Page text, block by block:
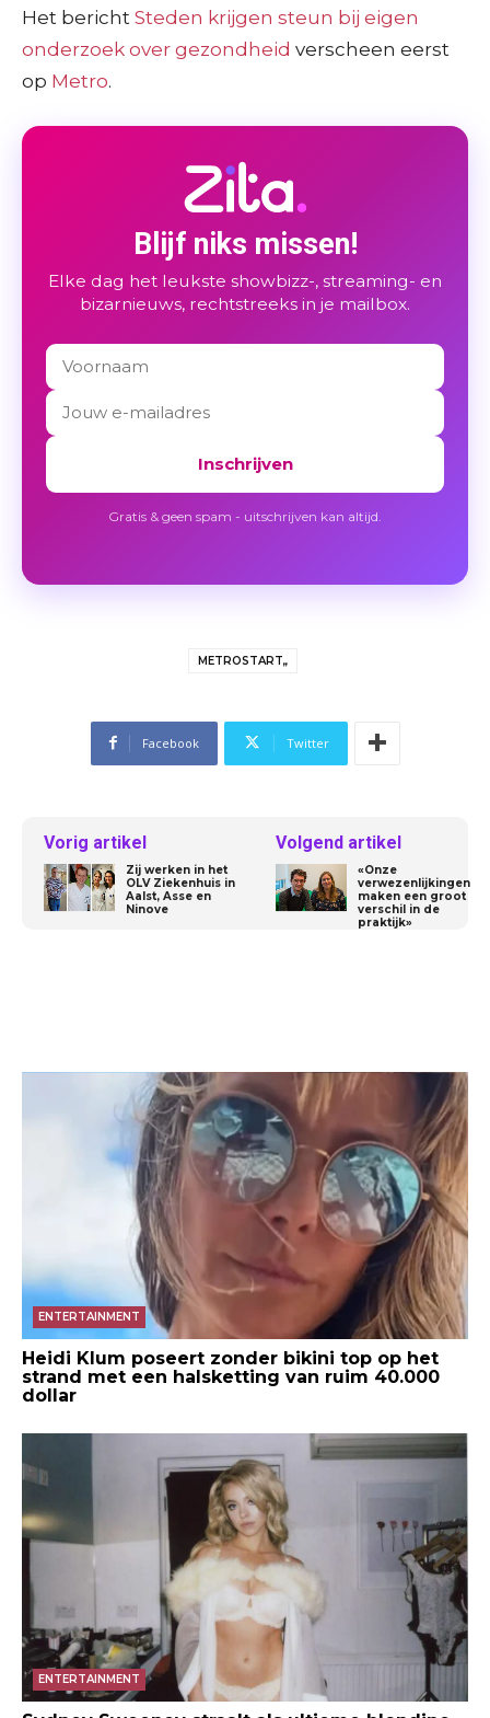
Het bericht Steden krijgen steun bij eigen
onderzoek over gezondheid verscheen eerst
op Metro.
Blijf niks missen!
Elke dag het leukste showbizz-, streaming- en
bizarnieuws, rechtstreeks in je mailbox.
Inschrijven
Gratis & geen spam - uitschrijven kan altijd.
METROSTART,,
Facebook Twitter
Vorig artikel
Zij werken in het
OLV Ziekenhuis in
Aalst, Asse en
Ninove
Volgend artikel
«Onze
verwezenlijkingen
maken een groot
verschil in de
praktijk»
ENTERTAINMENT
Heidi Klum poseert zonder bikini top op het
strand met een halsketting van ruim 40.000
dollar
ENTERTAINMENT